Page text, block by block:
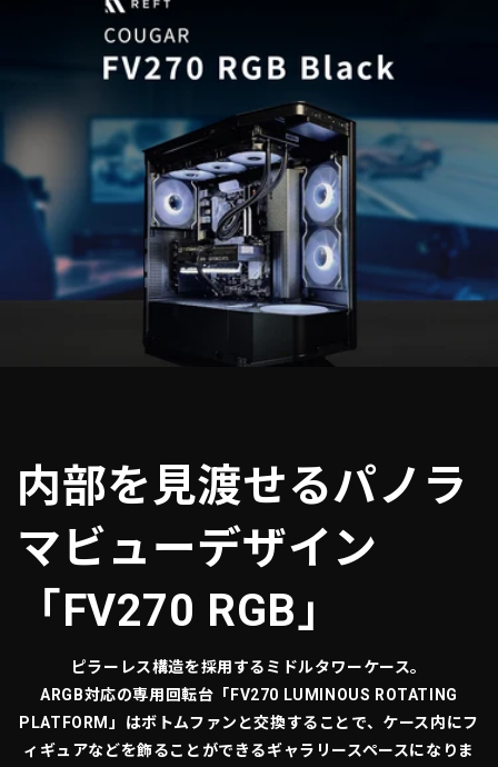
内部を見渡せるパノラ
マビューデザイン
「FV270 RGB」
ピラーレス構造を採用するミドルタワーケース。
ARGB対応の専用回転台「FV270 LUMINOUS ROTATING
PLATFORM」はボトムファンと交換することで、ケース内にフ
ィギュアなどを飾ることができるギャラリースペースになりま